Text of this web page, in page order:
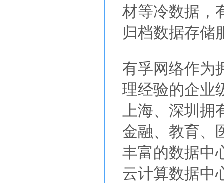
材等冷数据，
归档数据存储
有孚网络作为
理经验的企业
上海、深圳拥
金融、教育、
丰富的数据中
云计算数据中